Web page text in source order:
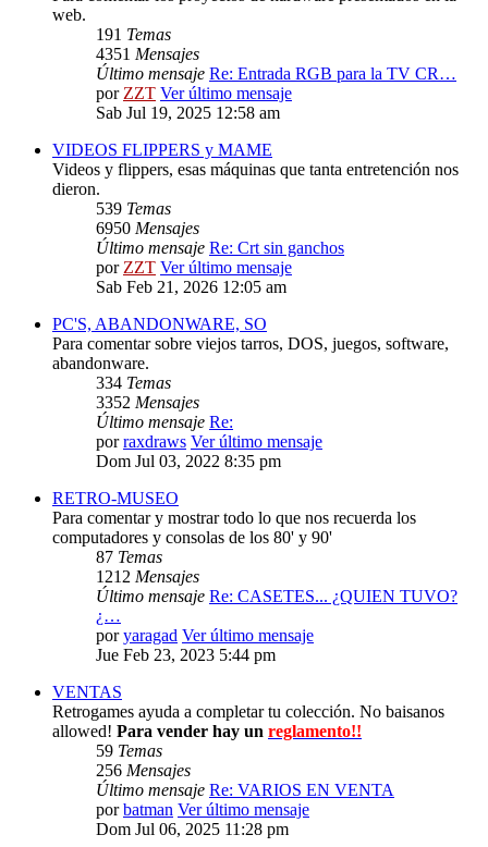
web.
191 Temas
4351 Mensajes
Último mensaje Re: Entrada RGB para la TV CR…
porZZT Ver último mensaje
Sab Jul 19, 2025 12:58 am
VIDEOS FLIPPERS y MAME
Videos y flippers, esas máquinas que tanta entretención nos
dieron.
539 Temas
6950 Mensajes
Último mensaje Re: Crt sin ganchos
porZZT Ver último mensaje
Sab Feb 21, 2026 12:05 am
PC'S, ABANDONWARE, SO
Para comentar sobre viejos tarros, DOS, juegos, software,
abandonware.
334 Temas
3352 Mensajes
Último mensaje Re:
porraxdraws Ver último mensaje
Dom Jul 03, 2022 8:35 pm
RETRO-MUSEO
Para comentar y mostrar todo lo que nos recuerda los
computadores y consolas de los 80' y 90'
87 Temas
1212 Mensajes
Último mensaje Re: CASETES... ¿QUIEN TUVO?
¿…
poryaragad Ver último mensaje
Jue Feb 23, 2023 5:44 pm
VENTAS
Retrogames ayuda a completar tu colección. No baisanos
allowed! Para vender hay un reglamento!!
59 Temas
256 Mensajes
Último mensaje Re: VARIOS EN VENTA
porbatman Ver último mensaje
Dom Jul 06, 2025 11:28 pm